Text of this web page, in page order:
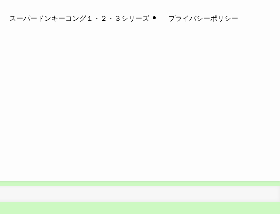
スーパードンキーコング１・２・３シリーズ プライバシーポリシー